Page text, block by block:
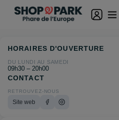
HORAIRES D'OUVERTURE
DU LUNDI AU SAMEDI
09h30 – 20h00
CONTACT
RETROUVEZ-NOUS
Site web